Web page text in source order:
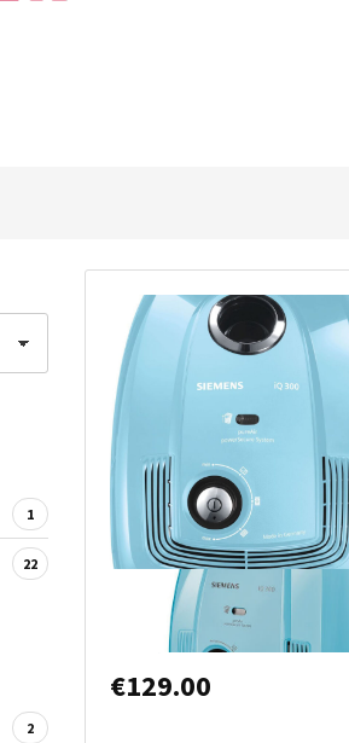
Siemens Iq300 Ηλεκτρική
Σκούπα 600W με Σακούλα 4lt
Γαλάζια
€129.00
1
22
2